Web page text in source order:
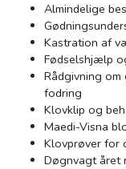
Almindelige
Kastration af
Fødselshjælp
Rådgivning
fodring
Klovklip og
Maedi-Visna
Klovprøver for
Døgnvagt året